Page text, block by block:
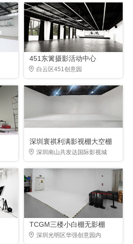
451东篱摄影活动中心
白云区451创意园
深圳寰祺利满影视棚大空棚
深圳南山共发达国际影视城
TCGM三楼小白棚无影棚
深圳光明区华强创意园内